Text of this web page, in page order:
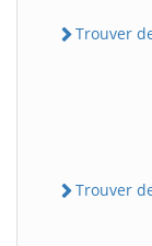
Trouver
Trouver